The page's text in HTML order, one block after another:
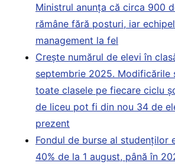
Ministrul anunța că circa 900
rămâne fără posturi, iar
management la fel
Crește numărul de elevi în
septembrie 2025. Modificările
toate clasele pe fiecare ciclu
de liceu pot fi din nou 34 de
prezent
Fondul de burse al studenților
40% de la 1 august, până în